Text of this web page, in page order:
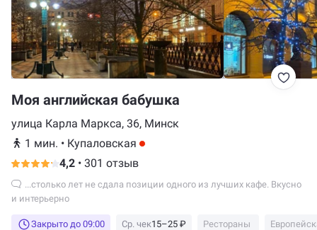
Моя английская бабушка
улица Карла Маркса, 36, Минск
1 мин. • Купаловская
4,2 • 301 отзыв
и интерьерно
Закрыто до 09:00 Ср. чек15–25 ₽ Рестораны